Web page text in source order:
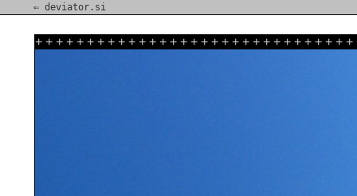
⇐ deviator.si
+ + + + + + + + + + + + + + + + + + + + + + + + + + + + + + +